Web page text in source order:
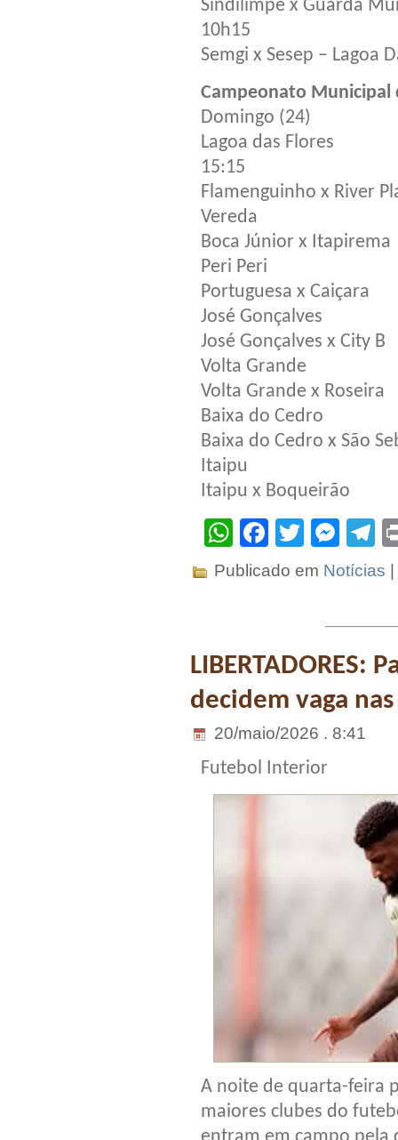
Sindilimpe x Guarda
10h15
Semgi x Sesep – Lagoa
Campeonato Municipal
Domingo (24)
Lagoa das Flores
15:15
Flamenguinho x River
Vereda
Boca Júnior x Itapirema
Peri Peri
Portuguesa x Caiçara
José Gonçalves
José Gonçalves x City B
Volta Grande
Volta Grande x Roseira
Baixa do Cedro
Baixa do Cedro x São
Itaipu
Itaipu x Boqueirão
WhatsApp
Facebook
Twitter
Publicado em Notícias
LIBERTADORES:
decidem vaga
20/maio/2026 . 8:41
Futebol Interior
A noite de quarta-feira
maiores clubes do